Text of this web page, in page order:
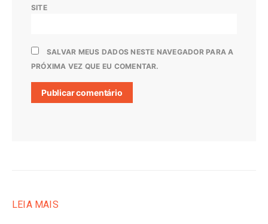
SITE
SALVAR MEUS DADOS NESTE NAVEGADOR PARA A
PRÓXIMA VEZ QUE EU COMENTAR.
LEIA MAIS